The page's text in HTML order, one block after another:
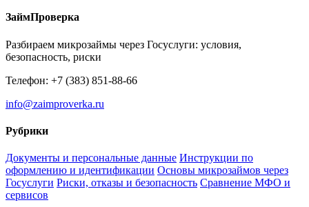
ЗаймПроверка
Разбираем микрозаймы через Госуслуги: условия,
безопасность, риски
Телефон: +7 (383) 851-88-66
info@zaimproverka.ru
Рубрики
Документы и персональные данные Инструкции по
оформлению и идентификации Основы микрозаймов через
Госуслуги Риски, отказы и безопасность Сравнение МФО и
сервисов